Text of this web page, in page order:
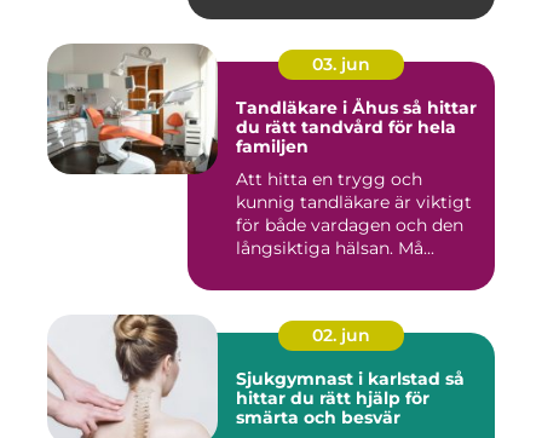
03. jun
Tandläkare i Åhus så hittar
du rätt tandvård för hela
familjen
Att hitta en trygg och
kunnig tandläkare är viktigt
för både vardagen och den
långsiktiga hälsan. Må...
02. jun
Sjukgymnast i karlstad så
hittar du rätt hjälp för
smärta och besvär